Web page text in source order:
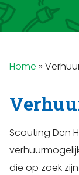
Home »
Scouting Den
die op zoek